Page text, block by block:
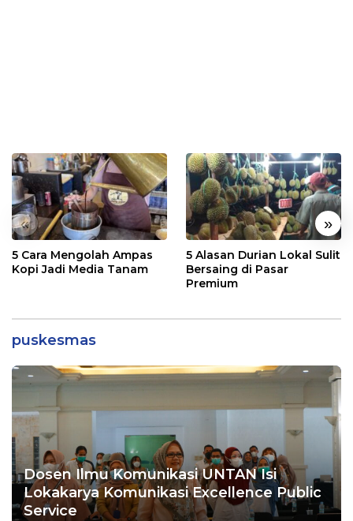
« »
5 Cara Mengolah Ampas
Kopi Jadi Media Tanam
5 Alasan Durian Lokal Sulit
Bersaing di Pasar
Premium
puskesmas
Dosen Ilmu Komunikasi UNTAN Isi
Lokakarya Komunikasi Excellence Public
Service